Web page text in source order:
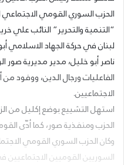
الحزب السوري القومي
“التنمية والتحرير” النائب
لبنان في حركة الجهاد
ناصر أبو خليل، مدير مديرية
الفاعليات ورجال الدين، ووفود
الاجتماعيين.
استهل التشييع بوضع إكليل من
الحزب ومنفذية صور، كما أدّى
وكان الحزب السوري القومي
السوريين القوميين الاجتماعيين